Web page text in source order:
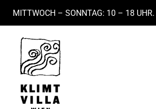
MITTWOCH – SONNTAG: 10 – 18 UHR.